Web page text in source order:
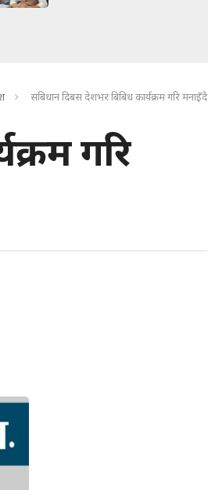
संबिधान दिबस देशभर बिबिध कार्यक्रम गरि मनाइँदै
गरि